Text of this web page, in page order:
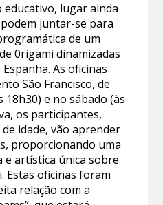
lugar ainda
juntar-se para
de um
0rigami dinamizadas
As oficinas
São Francisco, de
e no sábado (às
os participantes,
idade, vão aprender
proporcionando uma
e artística única sobre
Estas oficinas foram
relação com a